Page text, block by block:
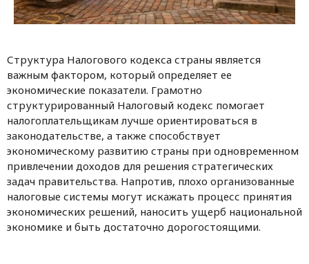
Структура Налогового кодекса страны является
важным фактором, который определяет ее
экономические показатели. Грамотно
структурированный Налоговый кодекс помогает
налогоплательщикам лучше ориентироваться в
законодательстве, а также способствует
экономическому развитию страны при одновременном
привлечении доходов для решения стратегических
задач правительства. Напротив, плохо организованные
налоговые системы могут искажать процесс принятия
экономических решений, наносить ущерб национальной
экономике и быть достаточно дорогостоящими.